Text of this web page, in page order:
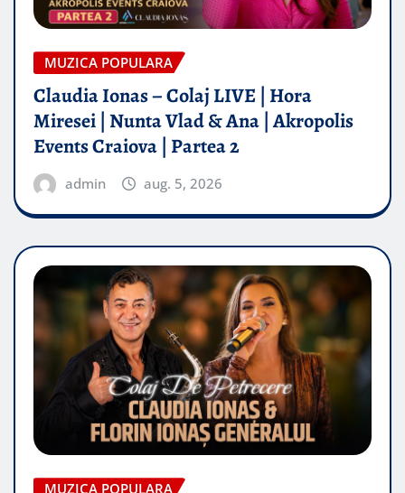
MUZICA POPULARA
Claudia Ionas – Colaj LIVE | Hora
Miresei | Nunta Vlad & Ana | Akropolis
Events Craiova | Partea 2
admin aug. 5, 2026
MUZICA POPULARA